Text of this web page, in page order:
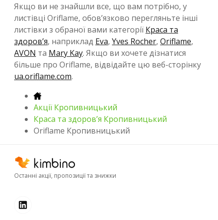
Якщо ви не знайшли все, що вам потрібно, у
листівці Oriflame, обов’язково перегляньте інші
листівки з обраної вами категорії Краса та
здоров’я, наприклад Eva, Yves Rocher, Oriflame,
AVON та Mary Kay. Якщо ви хочете дізнатися
більше про Oriflame, відвідайте цю веб-сторінку
ua.oriflame.com.
Акції Кропивницький
Краса та здоров’я Кропивницький
Oriflame Кропивницький
Останні акції, пропозиції та знижки